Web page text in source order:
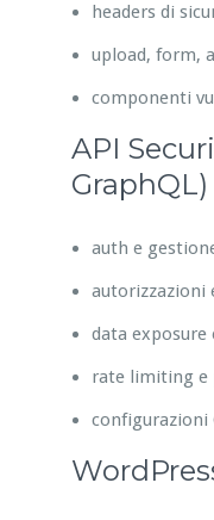
headers di
upload, form,
componenti
API
GraphQL)
auth e
autorizzazioni
data exposure
rate limiting e
configurazioni